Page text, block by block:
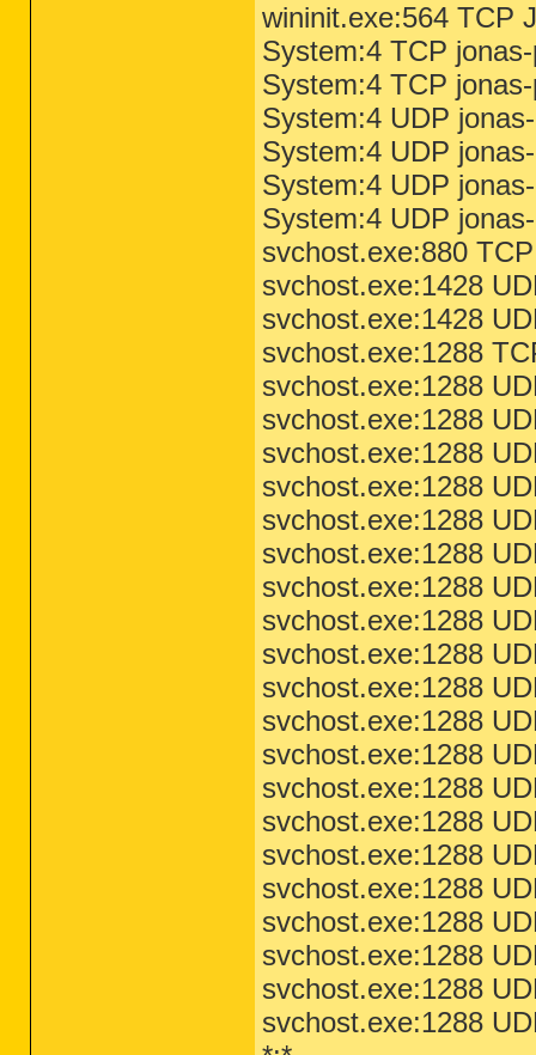
wininit.exe:564 TCP
System:4 TCP
System:4 TCP
System:4 UDP
System:4 UDP
System:4 UDP
System:4 UDP
svchost.exe:880
svchost.exe:1428
svchost.exe:1428
svchost.exe:1288
svchost.exe:1288
svchost.exe:1288
svchost.exe:1288
svchost.exe:1288
svchost.exe:1288
svchost.exe:1288
svchost.exe:1288
svchost.exe:1288
svchost.exe:1288
svchost.exe:1288
svchost.exe:1288
svchost.exe:1288
svchost.exe:1288
svchost.exe:1288
svchost.exe:1288
svchost.exe:1288
svchost.exe:1288
svchost.exe:1288
svchost.exe:1288
svchost.exe:1288